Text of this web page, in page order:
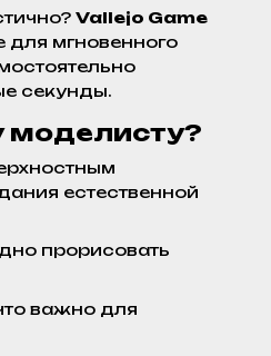
Vallejo Game
мгновенного
секунды.
моделисту?
естественной
прорисовать
важно для